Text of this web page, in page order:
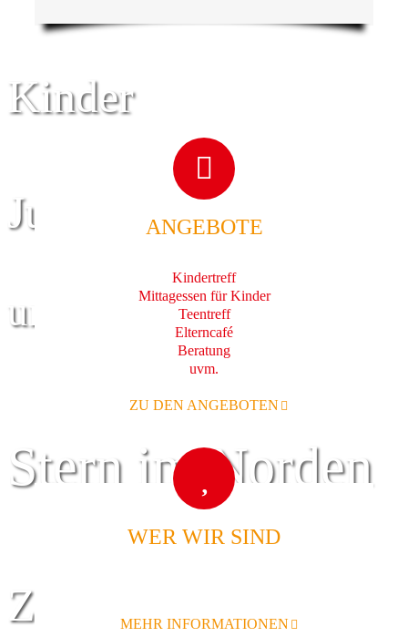
Kinder
Jugend
und Familie
Stern im Norden
Zentrum für
ANGEBOTE
Kindertreff
Mittagessen für Kinder
Teentreff
Elterncafé
Beratung
uvm.
ZU DEN ANGEBOTEN
WER WIR SIND
MEHR INFORMATIONEN